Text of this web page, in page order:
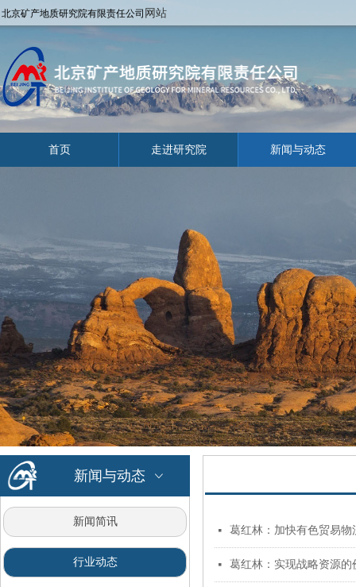
北京矿产地质研究院有限责任公司网站
首页 走进研究院 新闻与动态
新闻与动态 ꀁ
行业动态
新闻简讯
넷 葛红林：加快有色贸易物
넷 葛红林：实现战略资源的